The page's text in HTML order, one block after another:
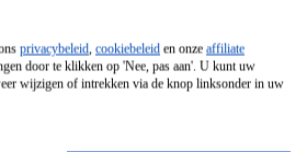
privacybeleid, cookiebeleid en onze affiliate
door te klikken op 'Nee, pas aan'. U kunt uw
wijzigen of intrekken via de knop linksonder in uw